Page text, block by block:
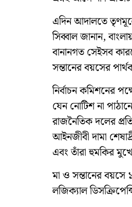
এদিন আদালতে
সিব্বাল জানান,
বানানগত সেইসব
সন্তানের বয়সের
নির্বাচন কমিশনের
যেন নোটিশ না
রাজনৈতিক দলের
আইনজীবী দামা
এবং তাঁরা হুমকির
মা ও সন্তানের বয়সে
লজিক্যাল